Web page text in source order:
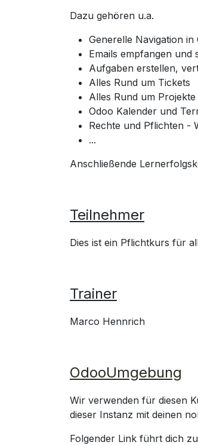
Dazu gehören u.a.
Generelle Navigation in
Emails empfangen und
Aufgaben erstellen,
Alles Rund um Tickets
Alles Rund um
Odoo Kalender und
Rechte und Pflichten -
...
Anschließende
Teilnehmer
Dies ist ein Pflichtkurs für
Trainer
Marco Hennrich
OdooUmgebung
Wir verwenden für diesen
dieser Instanz mit deinen
Folgender Link führt dich